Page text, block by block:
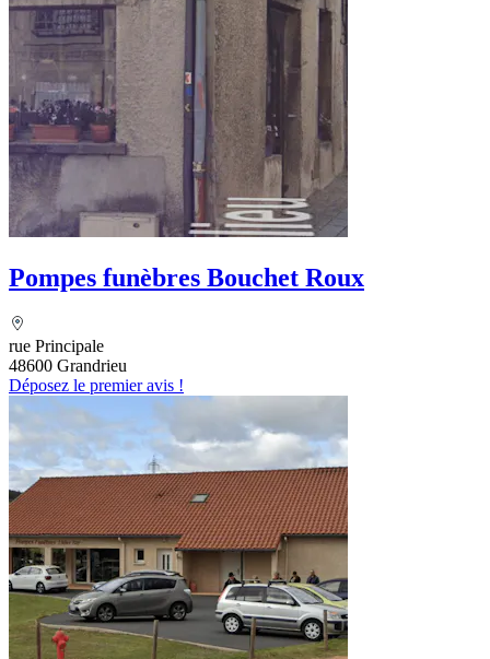
Pompes funèbres Bouchet Roux
rue Principale
48600 Grandrieu
Déposez le premier avis !